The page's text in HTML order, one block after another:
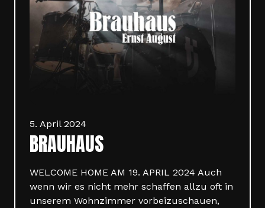
5. April 2024
BRAUHAUS
WELCOME HOME AM 19. APRIL 2024 Auch
wenn wir es nicht mehr schaffen allzu oft in
unserem Wohnzimmer vorbeizuschauen,